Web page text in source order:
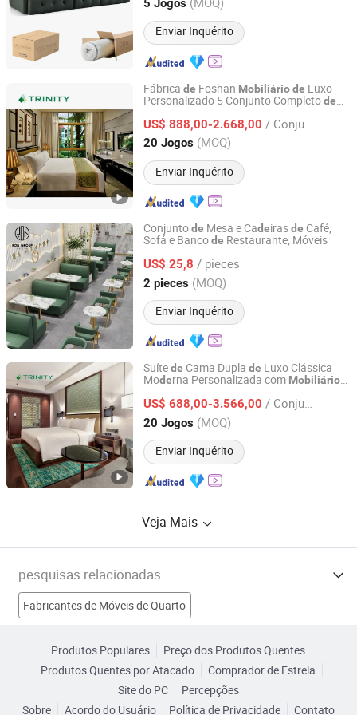
para Casa
5 Jogos
Enviar Inquérito
Fábrica de Foshan Mobiliáriode Luxo
Personalizado 5 Conjunto Completode
Apartamento com Serviço para Sala
Estar e Quarto
US$ 888,00-2.668,00 / Conjunto
20 Jogos (MOQ)
Enviar Inquérito
FOSHAN TRINITY(ZHONGSEN) FURNITURE CO.LTD
Guangdong, China Desde 2015
Conjuntode Mesa e Cadeirasde Café,
Sofá e Bancode Restaurante, Móveis
US$ 25,8 / pieces
2 pieces (MOQ)
Enviar Inquérito
Foshan Ron Hospitality Supplies Co., Ltd.
Guangdong, China Desde 2025
Suítede Cama Dupla de Luxo Clássica
Moderna Personalizada com Mobiliário
de5 Estrela
US$ 688,00-3.566,00 / Conjunto
20 Jogos (MOQ)
Enviar Inquérito
FOSHAN TRINITY(ZHONGSEN) FURNITURE CO.LTD
Guangdong, China Desde 2015
Veja Mais
pesquisas relacionadas
Fabricantes de Móveis de Quarto
Fabricantes de móveis de exterior
Produtos Populares
Preço dos Produtos Quentes
Produtos Quentes por Atacado
Comprador de Estrela
Site do PC
Percepções
Sobre
Acordo do Usuário Política de Privacidade Contato